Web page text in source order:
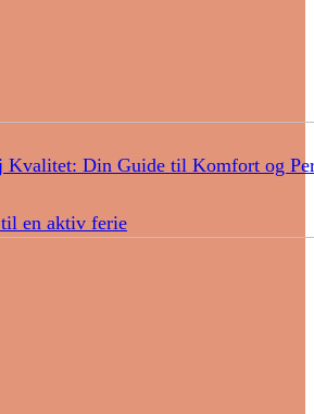
Din Guide til Komfort og
en aktiv ferie